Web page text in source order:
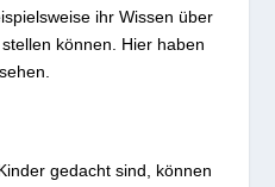
ihr Wissen über
stellen können. Hier haben
gedacht sind, können